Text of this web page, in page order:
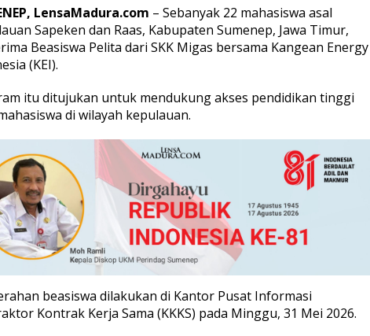
w
a
e
l
t
a
a
r
i
S
K
K
M
i
g
-
K
LensaMadura.com – Sebanyak 22 mahasiswa asal
Sapeken dan Raas, Kabupaten Sumenep, Jawa Timur,
Beasiswa Pelita dari SKK Migas bersama Kangean Energy
(KEI).
itu ditujukan untuk mendukung akses pendidikan tinggi
di wilayah kepulauan.
beasiswa dilakukan di Kantor Pusat Informasi
Kontrak Kerja Sama (KKKS) pada Minggu, 31 Mei 2026.